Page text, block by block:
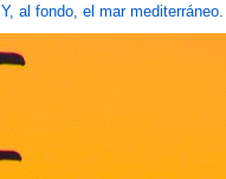
Y, al fondo, el mar mediterráneo.